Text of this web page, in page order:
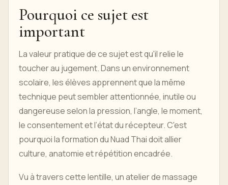
Pourquoi ce sujet est
important
La valeur pratique de ce sujet est qu'il relie le
toucher au jugement. Dans un environnement
scolaire, les élèves apprennent que la même
technique peut sembler attentionnée, inutile ou
dangereuse selon la pression, l’angle, le moment,
le consentement et l’état du récepteur. C'est
pourquoi la formation du Nuad Thai doit allier
culture, anatomie et répétition encadrée.
Vu à travers cette lentille, un atelier de massage